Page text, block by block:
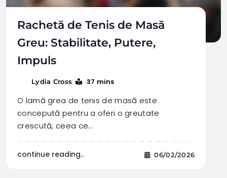
Rachetă de Tenis de Masă
Greu: Stabilitate, Putere,
Impuls
Lydia Cross 37 mins
O lamă grea de tenis de masă este
concepută pentru a oferi o greutate
crescută, ceea ce…
continue reading.. 06/02/2026